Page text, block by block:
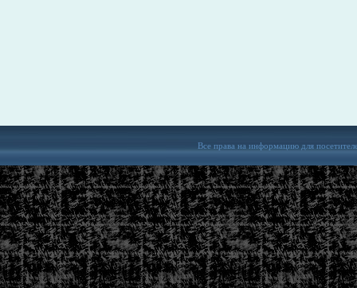
Все права на информацию для